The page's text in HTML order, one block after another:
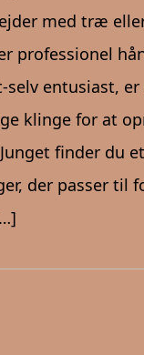
med træ
professionel
selv entusiast,
klinge for at
finder du
der passer til